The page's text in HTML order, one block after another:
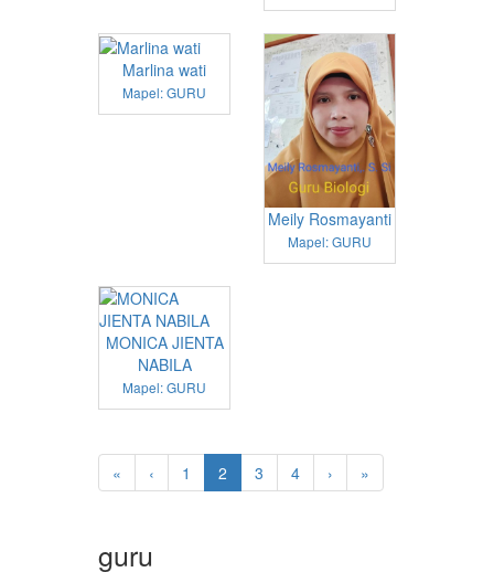
Marlina wati
Mapel: GURU
Meily Rosmayanti
Mapel: GURU
MONICA JIENTA
NABILA
Mapel: GURU
« ‹ 1 2 3 4 › »
guru